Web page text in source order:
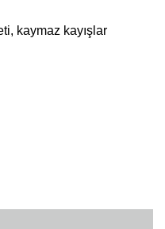
kaymaz kayışlar